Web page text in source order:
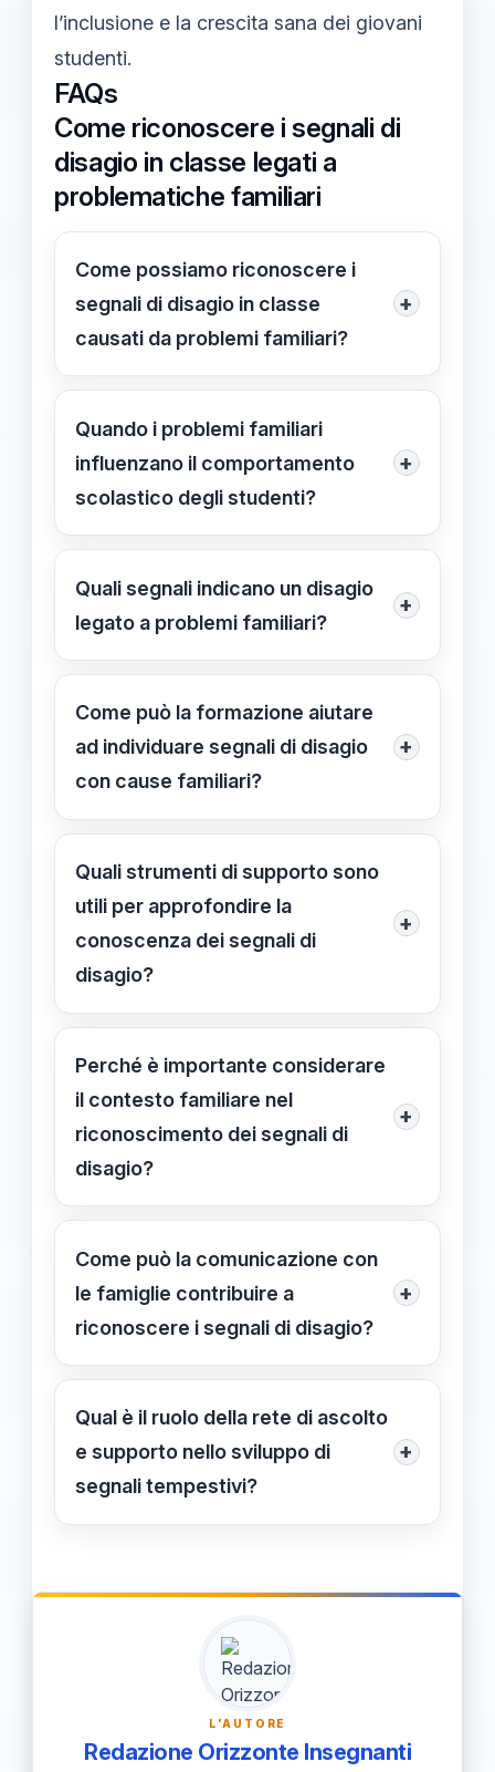
l’inclusione e la crescita sana dei giovani
studenti.
FAQs
Come riconoscere i segnali di
disagio in classe legati a
problematiche familiari
Come possiamo riconoscere i
segnali di disagio in classe
causati da problemi familiari?
+
I segnali principali includono
variazioni nel rendimento,
comportamento isolato, e frequenti
assenze. La sensibilità dell'insegnante
segnali tempestivamente.
Quando i problemi familiari
influenzano il comportamento
scolastico degli studenti?
+
Quando gli studenti manifestano
cambiamenti repentini nel
comportamento, frequenti assenze o
attività, può essere un segnale che
problemi familiari stanno influenzando
il loro comportamento scolastico.
Quali segnali indicano un disagio
legato a problemi familiari?
+
Segnali come isolamento sociale,
peggioramento delle performance,
cambiamenti nel tono dell’umore e
comportamenti oppositivi possono
problematiche familiari.
Come può la formazione aiutare
ad individuare segnali di disagio
con cause familiari?
+
La formazione permette di
riconoscere segnali sottili e di capire
quando un comportamento può
derivare da problemi familiari,
migliorando la capacità di intervento
Quali strumenti di supporto sono
utili per approfondire la
conoscenza dei segnali di
disagio?
+
Strumenti utili includono corsi di
formazione, check-list di
osservazione, colloqui con genitori e
consulenze con specialisti, come
psicologi scolastici.
Perché è importante considerare
il contesto familiare nel
riconoscimento dei segnali di
disagio?
+
Perché il comportamento di uno
studente può essere influenzato da
dinamiche familiari e riconoscere
questi segnali aiuta a intervenire in
Come può la comunicazione con
le famiglie contribuire a
riconoscere i segnali di disagio?
+
Il confronto con le famiglie permette
di ottenere informazioni utili sui
contesti di vita dello studente,
facilitando un intervento più efficace
Qual è il ruolo della rete di ascolto
e supporto nello sviluppo di
segnali tempestivi?
+
Una rete di ascolto favorisce la
permette di intervenire prontamente,
creando un ambiente scolastico più
sicuro e favorevole al benessere degli
L'AUTORE
Redazione Orizzonte Insegnanti